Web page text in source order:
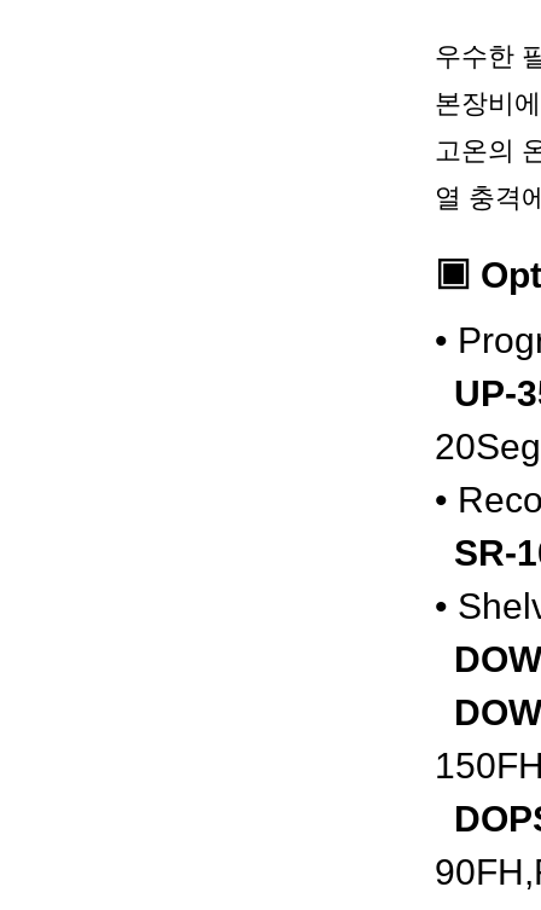
우수한
본장비
고온의
열 충격
▣
•
UP-
•
SR-
•